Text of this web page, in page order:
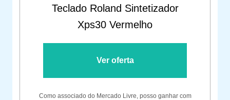
Teclado Roland Sintetizador
Xps30 Vermelho
Ver oferta
Como associado do Mercado Livre, posso ganhar com